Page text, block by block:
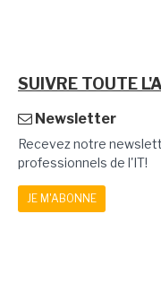
SUIVRE TOUTE
Newsletter
Recevez notre
professionnels de l'IT!
JE M'ABONNE